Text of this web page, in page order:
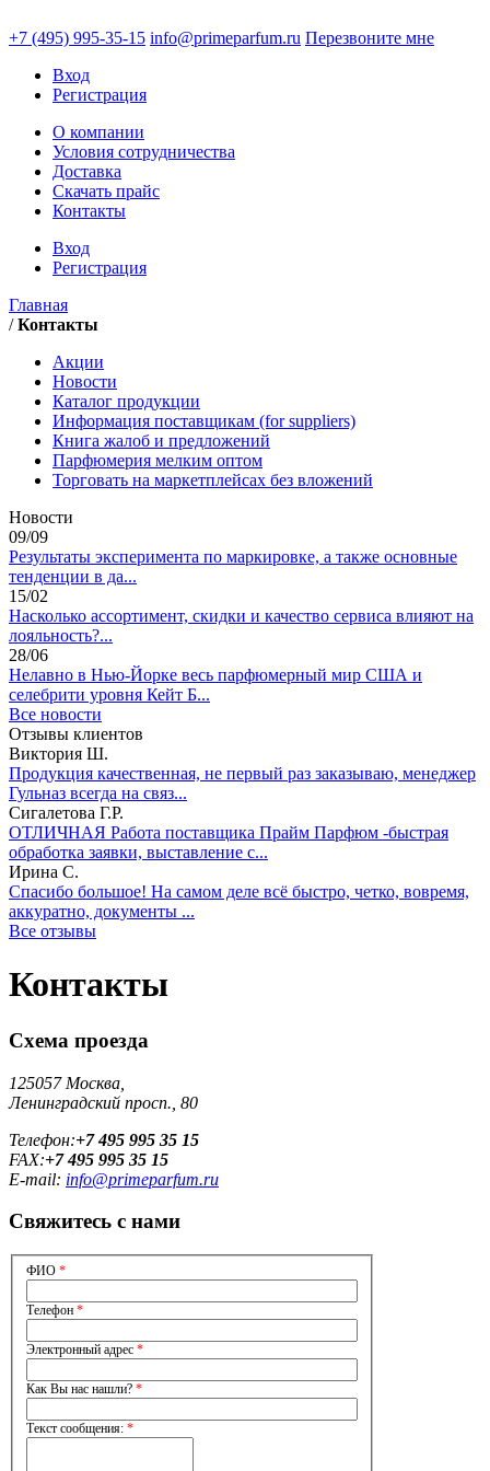
+7 (495) 995-35-15 info@primeparfum.ru Перезвоните мне
Вход
Регистрация
О компании
Условия сотрудничества
Доставка
Скачать прайс
Контакты
Вход
Регистрация
Главная
/Контакты
Акции
Новости
Каталог продукции
Информация поставщикам (for suppliers)
Книга жалоб и предложений
Парфюмерия мелким оптом
Торговать на маркетплейсах без вложений
Новости
09/09
Результаты эксперимента по маркировке, а также основные
тенденции в да...
15/02
Насколько ассортимент, скидки и качество сервиса влияют на
лояльность?...
28/06
Нелавно в Нью-Йорке весь парфюмерный мир США и
селебрити уровня Кейт Б...
Все новости
Отзывы клиентов
Виктория Ш.
Продукция качественная, не первый раз заказываю, менеджер
Гульназ всегда на связ...
Сигалетова Г.Р.
ОТЛИЧНАЯ Работа поставщика Прайм Парфюм -быстрая
обработка заявки, выставление с...
Ирина С.
Спасибо большое! На самом деле всё быстро, четко, вовремя,
аккуратно, документы ...
Все отзывы
Контакты
Схема проезда
125057 Москва,
Ленинградский просп., 80
Телефон:+7 495 995 35 15
FAX:+7 495 995 35 15
E-mail: info@primeparfum.ru
Свяжитесь с нами
ФИО *
Телефон *
Электронный адрес *
Как Вы нас нашли? *
Текст сообщения: *